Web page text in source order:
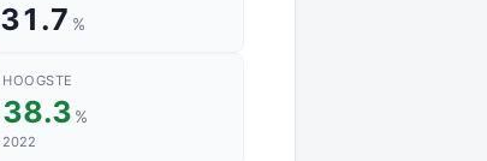
31.7 %
HOOGSTE
38.3 %
2022